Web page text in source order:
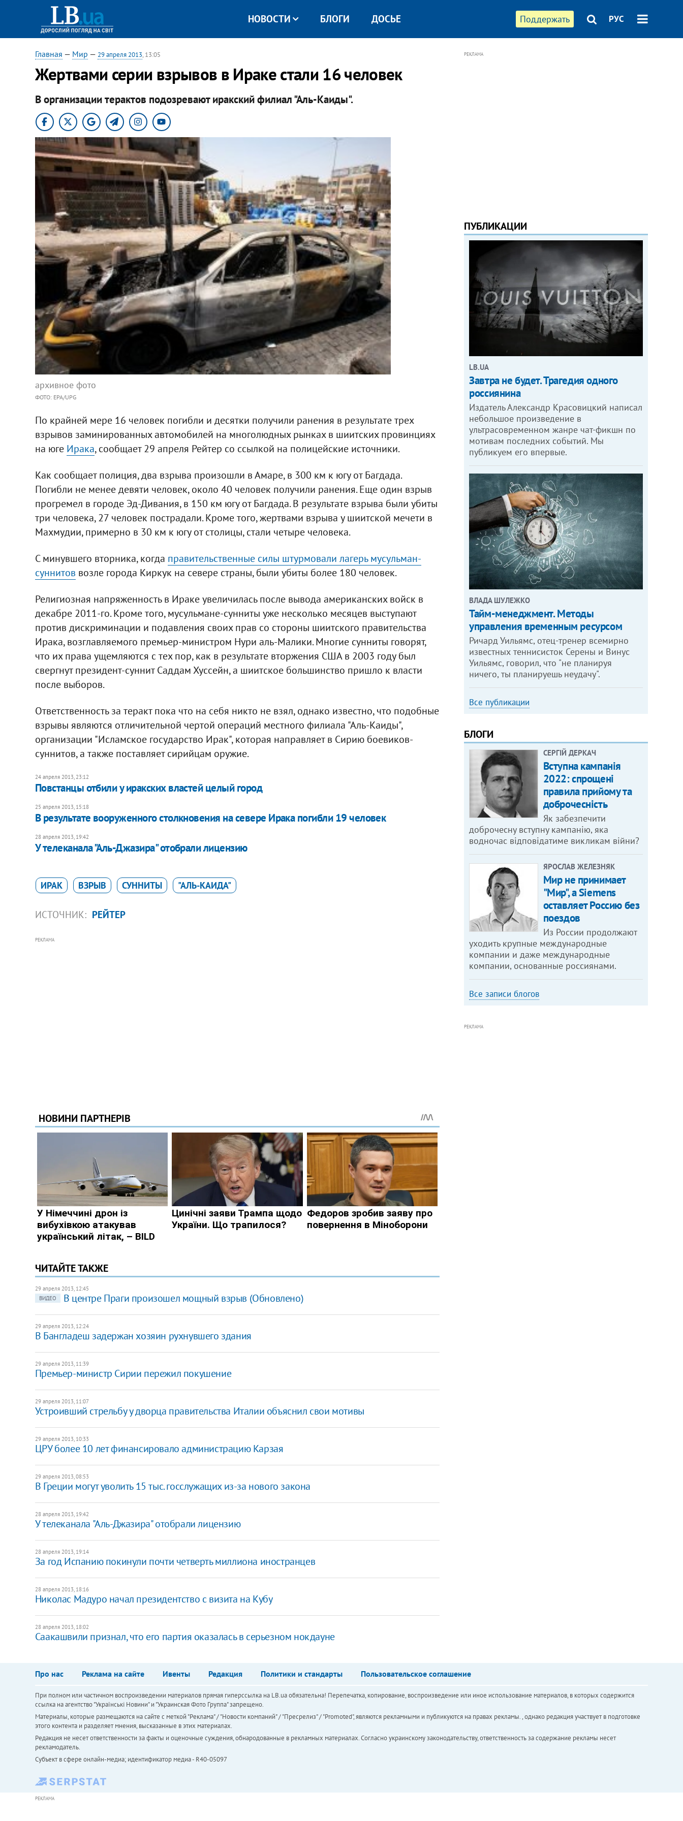
Поддержать РУС
НОВОСТИ БЛОГИ ДОСЬЕ
Главная — Мир — 29 апреля 2013, 13:05
Жертвами серии взрывов в Ираке стали 16 человек
В организации терактов подозревают иракский филиал "Аль-Каиды".
архивное фото
ФОТО: EPA/UPG
По крайней мере 16 человек погибли и десятки получили ранения в результате трех
взрывов заминированных автомобилей на многолюдных рынках в шиитских провинциях
на юге Ирака, сообщает 29 апреля Рейтер со ссылкой на полицейские источники.
Как сообщает полиция, два взрыва произошли в Амаре, в 300 км к югу от Багдада.
Погибли не менее девяти человек, около 40 человек получили ранения. Еще один взрыв
прогремел в городе Эд-Дивания, в 150 км югу от Багдада. В результате взрыва были убиты
три человека, 27 человек пострадали. Кроме того, жертвами взрыва у шиитской мечети в
Махмудии, примерно в 30 км к югу от столицы, стали четыре человека.
С минувшего вторника, когда правительственные силы штурмовали лагерь мусульман-
суннитов возле города Киркук на севере страны, были убиты более 180 человек.
Религиозная напряженность в Ираке увеличилась после вывода американских войск в
декабре 2011-го. Кроме того, мусульмане-сунниты уже несколько месяцев выступают
против дискриминации и подавления своих прав со стороны шиитского правительства
Ирака, возглавляемого премьер-министром Нури аль-Малики. Многие сунниты говорят,
что их права ущемляются с тех пор, как в результате вторжения США в 2003 году был
свергнут президент-суннит Саддам Хуссейн, а шиитское большинство пришло к власти
после выборов.
Ответственность за теракт пока что на себя никто не взял, однако известно, что подобные
взрывы являются отличительной чертой операций местного филиала "Аль-Каиды",
организации "Исламское государство Ирак", которая направляет в Сирию боевиков-
суннитов, а также поставляет сирийцам оружие.
24 апреля 2013, 23:12
Повстанцы отбили у иракских властей целый город
25 апреля 2013, 15:18
В результате вооруженного столкновения на севере Ирака погибли 19 человек
28 апреля 2013, 19:42
У телеканала "Аль-Джазира" отобрали лицензию
ИРАК ВЗРЫВ СУННИТЫ "АЛЬ-КАИДА"
ИСТОЧНИК: РЕЙТЕР
РЕКЛАМА
ЧИТАЙТЕ ТАКЖЕ
29 апреля 2013, 12:45
ВИДЕО
В центре Праги произошел мощный взрыв (Обновлено)
29 апреля 2013, 12:24
В Бангладеш задержан хозяин рухнувшего здания
29 апреля 2013, 11:39
Премьер-министр Сирии пережил покушение
29 апреля 2013, 11:07
Устроивший стрельбу у дворца правительства Италии объяснил свои мотивы
29 апреля 2013, 10:33
​ЦРУ более 10 лет финансировало администрацию Карзая
29 апреля 2013, 08:53
В Греции могут уволить 15 тыс. госслужащих из-за нового закона
28 апреля 2013, 19:42
У телеканала "Аль-Джазира" отобрали лицензию
28 апреля 2013, 19:14
За год Испанию покинули почти четверть миллиона иностранцев
28 апреля 2013, 18:16
Николас Мадуро начал президентство с визита на Кубу
28 апреля 2013, 18:02
Саакашвили признал, что его партия оказалась в серьезном нокдауне
РЕКЛАМА
ПУБЛИКАЦИИ
LB.UA
Завтра не будет. Трагедия одного
россиянина
Издатель Александр Красовицкий написал
небольшое произведение в
ультрасовременном жанре чат-фикшн по
мотивам последних событий. Мы
публикуем его впервые.
ВЛАДА ШУЛЕЖКО
Тайм-менеджмент. Методы
управления временным ресурсом
Ричард Уильямс, отец-тренер всемирно
известных теннисисток Серены и Винус
Уильямс, говорил, что "не планируя
ничего, ты планируешь неудачу".
Все публикации
БЛОГИ
СЕРГІЙ ДЕРКАЧ
Вступна кампанія
2022: спрощені
правила прийому та
доброчесність
Як забезпечити
доброчесну вступну кампанію, яка
водночас відповідатиме викликам війни?
ЯРОСЛАВ ЖЕЛЕЗНЯК
Мир не принимает
"Мир", а Siemens
оставляет Россию без
поездов
Из России продолжают
уходить крупные международные
компании и даже международные
компании, основанные россиянами.
Все записи блогов
РЕКЛАМА
Про нас Реклама на сайте Ивенты Редакция Политики и стандарты Пользовательское соглашение
При полном или частичном воспроизведении материалов прямая гиперссылка на LB.ua обязательна! Перепечатка, копирование, воспроизведение или иное использование материалов, в которых содержится
ссылка на агентство "Українськi Новини" и "Украинская Фото Группа" запрещено.
Материалы, которые размещаются на сайте с меткой "Реклама" / "Новости компаний" / "Пресрелиз" / "Promoted", являются рекламными и публикуются на правах рекламы. , однако редакция участвует в подготовке
этого контента и разделяет мнения, высказанные в этих материалах.
Редакция не несет ответственности за факты и оценочные суждения, обнародованные в рекламных материалах. Согласно украинскому законодательству, ответственность за содержание рекламы несет
рекламодатель.
Субъект в сфере онлайн-медиа; идентификатор медиа - R40-05097
РЕКЛАМА